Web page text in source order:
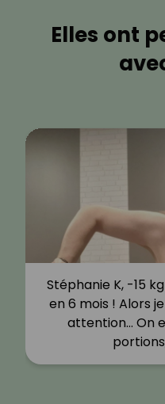
Elles ont
Stéphanie K, -15
en 6 mois ! Alors
attention… On